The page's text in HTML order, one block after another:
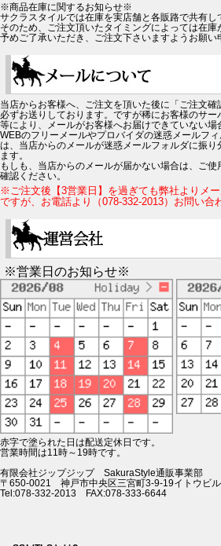
※商品在庫に関するお知らせ※
サクラスタイルでは在庫を実店舗と各販路で共有し
そのため、ご注文頂いたタイミングによっては在庫
予めご了承いただき、ご注文下さいますようお願い
当店からお客様へ、ご注文を頂いた後に「ご注文
必ずお送りしております。ですが稀にお客様のサ
等により、メールがお客様へお届けできていない場
WEBのフリーメールやプロバイダの迷惑メールフ
は、当店からのメールが迷惑メールフォルダに振
ます。
もしも、当店からのメールが届かない場合は、ご
確認ください。
※ご注文後【3営業日】を過ぎても弊社よりメ
ですが、お電話より（078-332-2013）お問い合
※営業日のお知らせ※
赤字で塗られた日は配送定休日です。
営業時間は11時～19時です。
有限会社ジップジップ SakuraStyle通販事業部
〒650-0021 神戸市中央区三宮町3-9-19イトウビ
Tel:078-332-2013 FAX:078-333-6644